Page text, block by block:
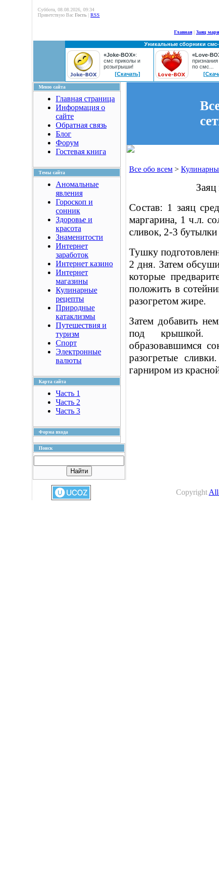
Суббота, 08.08.2026, 09:34
Приветствую Вас Гость | RSS
Главная | Заяц
Уникальные сборники
«Joke-BOX»:
смс приколы и
розыгрыши!
[Скачать]
«Love-
по смс...
Меню сайта
Главная страница
Информация о
сайте
Обратная связь
Блог
Форум
Гостевая книга
Темы сайта
Аномальные
явления
Гороскоп и
сонник
Здоровье и
красота
Знаменитости
Интернет
заработок
Интернет казино
Интернет
магазины
Кулинарные
рецепты
Природные
катаклизмы
Путешествия и
туризм
Спорт
Электронные
валюты
Карта сайта
Часть 1
Часть 2
Часть 3
Форма входа
Поиск
Все обо всем >
Состав: 1 заяц
маргарина, 1 ч.л.
сливок, 2-3 бутылки
Тушку
2 дня. Затем
которые
положить в
разогретом жире.
Затем добавить
под крышкой.
образовавшимся
разогретые
гарниром из
Copyright